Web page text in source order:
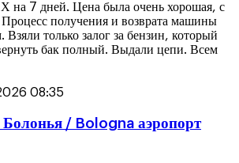
на 7 дней. Цена была очень хорошая, с
Процесс получения и возврата машины
только залог за бензин, который
бак полный. Выдали цепи. Всем
08:35
Болонья / Bologna аэропорт